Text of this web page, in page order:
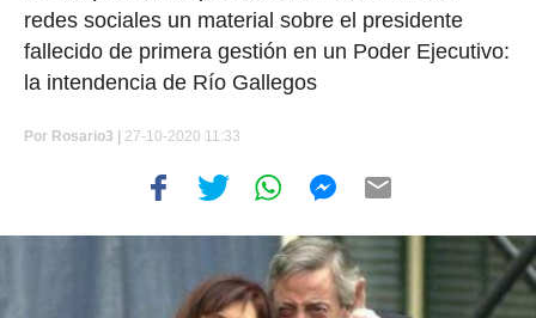
redes sociales un material sobre el presidente
fallecido de primera gestión en un Poder Ejecutivo:
la intendencia de Río Gallegos
Por Rosario3 | 27-10-2020 11:33